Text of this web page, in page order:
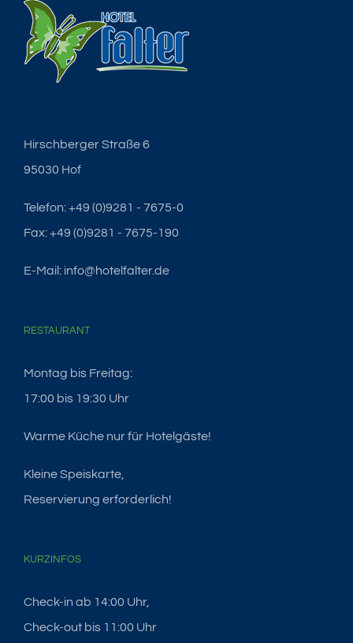
Hirschberger Straße 6
95030 Hof
Telefon: +49 (0)9281 - 7675-0
Fax: +49 (0)9281 - 7675-190
E-Mail: info@hotelfalter.de
RESTAURANT
Montag bis Freitag:
17:00 bis 19:30 Uhr
Warme Küche nur für Hotelgäste!
Kleine Speiskarte,
Reservierung erforderlich!
KURZINFOS
Check-in ab 14:00 Uhr,
Check-out bis 11:00 Uhr